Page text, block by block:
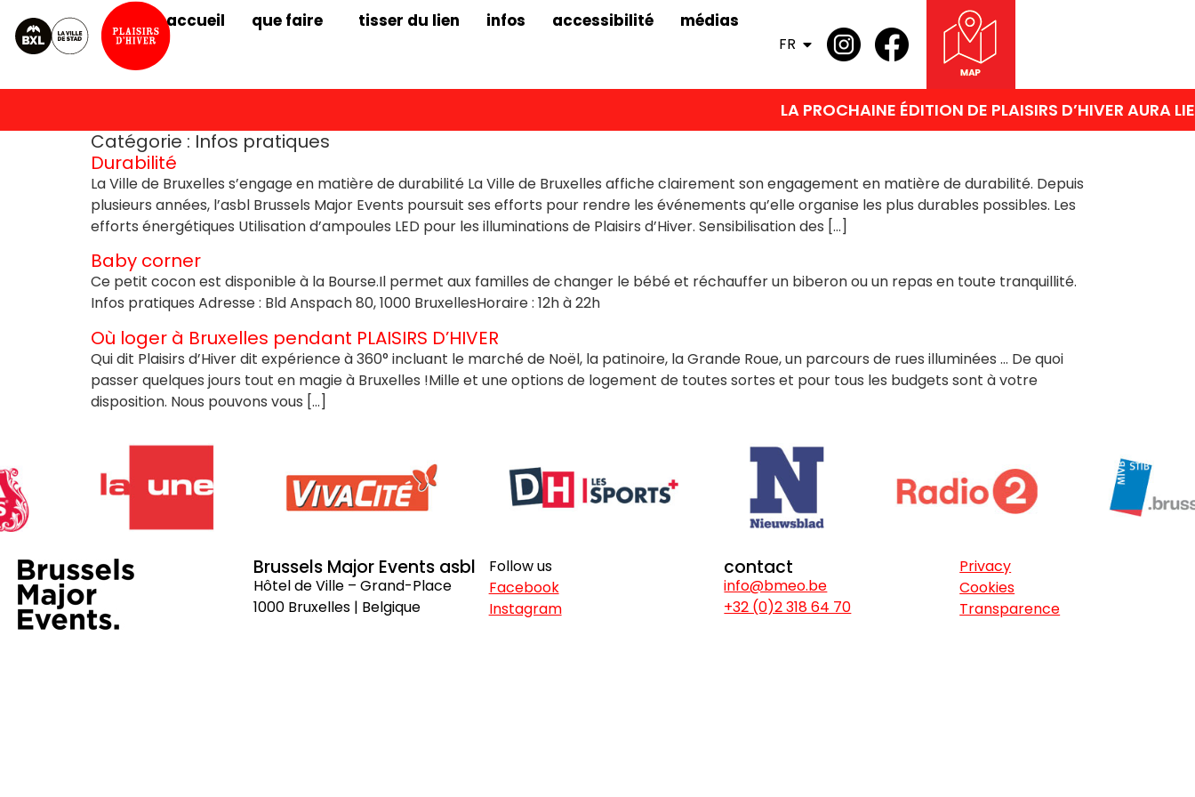
accueil que faire tisser du lien infos accessibilité médias
FR
LA PROCHAINE ÉDITION DE PLAISIRS D’HIVER AURA
Catégorie : Infos pratiques
Durabilité
La Ville de Bruxelles s’engage en matière de durabilité La Ville de Bruxelles affiche clairement son engagement en matière de durabilité. Depuis
plusieurs années, l’asbl Brussels Major Events poursuit ses efforts pour rendre les événements qu’elle organise les plus durables possibles. Les
efforts énergétiques Utilisation d’ampoules LED pour les illuminations de Plaisirs d’Hiver. Sensibilisation des […]
Baby corner
Ce petit cocon est disponible à la Bourse.Il permet aux familles de changer le bébé et réchauffer un biberon ou un repas en toute tranquillité.
Infos pratiques Adresse : Bld Anspach 80, 1000 BruxellesHoraire : 12h à 22h
Où loger à Bruxelles pendant PLAISIRS D’HIVER
Qui dit Plaisirs d’Hiver dit expérience à 360° incluant le marché de Noël, la patinoire, la Grande Roue, un parcours de rues illuminées … De quoi
passer quelques jours tout en magie à Bruxelles !Mille et une options de logement de toutes sortes et pour tous les budgets sont à votre
disposition. Nous pouvons vous […]
Brussels Major Events asbl
Hôtel de Ville – Grand-Place
1000 Bruxelles | Belgique
Follow us
Facebook
Instagram
contact
info@bmeo.be
+32 (0)2 318 64 70
Privacy
Cookies
Transparence